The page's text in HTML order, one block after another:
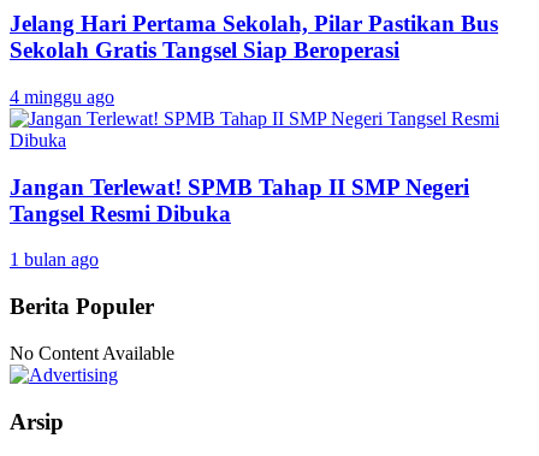
Jelang Hari Pertama Sekolah, Pilar Pastikan Bus
Sekolah Gratis Tangsel Siap Beroperasi
4 minggu ago
Jangan Terlewat! SPMB Tahap II SMP Negeri
Tangsel Resmi Dibuka
1 bulan ago
Berita Populer
No Content Available
Arsip